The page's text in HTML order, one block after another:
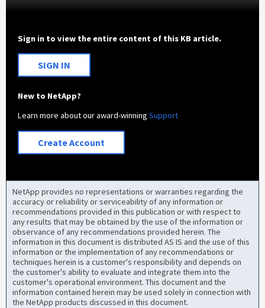
Sign in to view the entire content of this KB article.
SIGN IN
New to NetApp?
Learn more about our award-winningSupport
Create Account
NetApp provides no representations or warranties regarding the
accuracy or reliability or serviceability of any information or
recommendations provided in this publication or with respect to
any results that may be obtained by the use of the information or
observance of any recommendations provided herein. The
information in this document is distributed AS IS and the use of this
information or the implementation of any recommendations or
techniques herein is a customer's responsibility and depends on
the customer's ability to evaluate and integrate them into the
customer's operational environment. This document and the
information contained herein may be used solely in connection with
the NetApp products discussed in this document.